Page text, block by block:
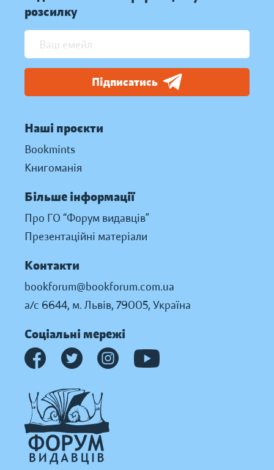
розсилку
Підписатись
Наші проєкти
Bookmints
Книгоманія
Більше інформації
Про ГО “Форум видавців”
Презентаційні матеріали
Контакти
bookforum@bookforum.com.ua
а/с 6644, м. Львів, 79005, Україна
Соціальні мережі